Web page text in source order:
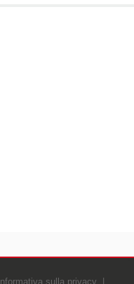
Informativa sulla privacy